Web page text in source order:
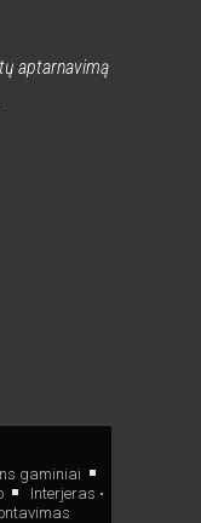
aptarnavimą
gaminiai
Interjeras •